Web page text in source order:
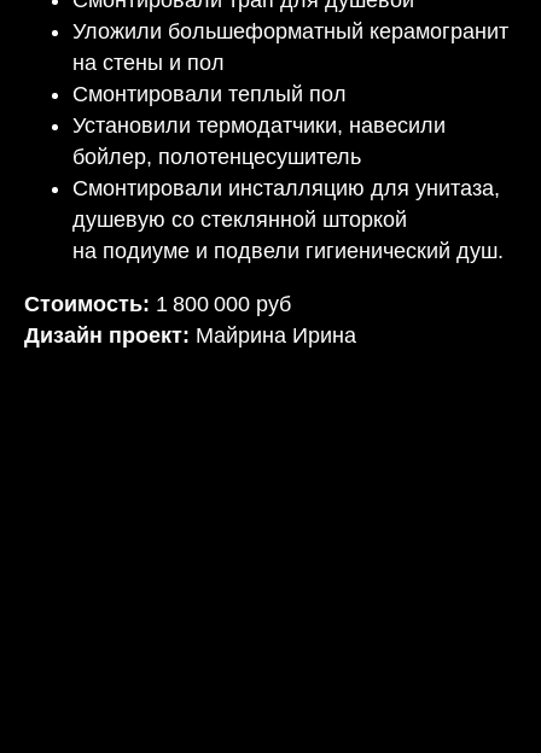
Уложили большеформатный керамогранит
на стены и пол
Смонтировали теплый пол
Установили термодатчики, навесили
бойлер, полотенцесушитель
Смонтировали инсталляцию для унитаза,
душевую со стеклянной шторкой
на подиуме и подвели гигиенический душ.
Стоимость: 1 800 000 руб
Дизайн проект: Майрина Ирина